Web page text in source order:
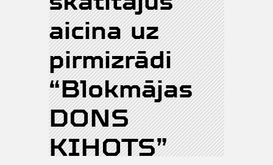
aicina uz
pirmizrādi
“Blokmājas
DONS
KIHOTS”